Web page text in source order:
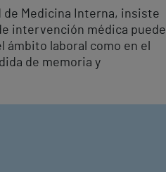
de Medicina Interna, insiste
intervención médica puede
laboral como en el
de memoria y